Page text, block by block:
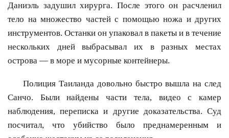
Даниэль задушил хирурга. После этого он расчленил
тело на множество частей с помощью ножа и других
инструментов. Останки он упаковал в пакеты и в течение
нескольких дней выбрасывал их в разных местах
острова — в море и мусорные контейнеры.
Полиция Таиланда довольно быстро вышла на след
Санчо. Были найдены части тела, видео с камер
наблюдения, переписка и другие доказательства. Суд
посчитал, что убийство было преднамеренным и